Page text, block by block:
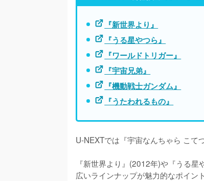
『新世界より』
『うる星やつら』
『ワールドトリガー』
『宇宙兄弟』
『機動戦士ガンダム』
『うたわれるもの』
U-NEXTでは『宇宙なんちゃら こて
『新世界より』(2012年)や『うる
広いラインナップが魅力的なポイン